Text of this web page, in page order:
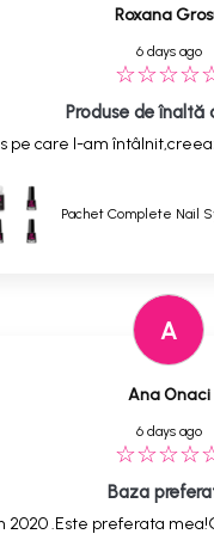
Roxana
6 days ago
Produse de înaltă
pe care l-am
Pachet Complete Nail
A
Ana Onaci
6 days ago
Baza
2020 .Este preferata